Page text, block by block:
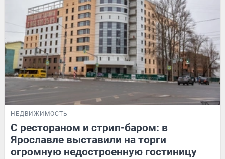
НЕДВИЖИМОСТЬ
С рестораном и стрип-баром: в
Ярославле выставили на торги
огромную недостроенную гостиницу